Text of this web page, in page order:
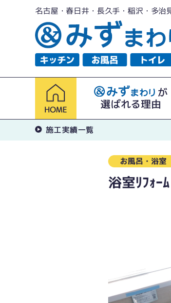
名古屋・春日井・長久手・稲沢・多治
が
選ばれる理由
施工実績一覧
お風呂・浴室
浴室ﾘﾌｫｰﾑ